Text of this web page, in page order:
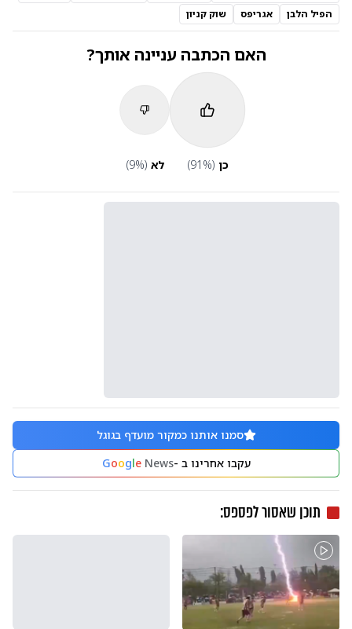
הפיל הלבן
אגריפס שוק קניון
האם הכתבה עניינה אותך?
כן (
91 %) לא (
9%)
סמנו אותנו כמקור מועדף בגוגל
עקבו אחרינו ב -
GoogleNews
תוכן שאסור לפספס: